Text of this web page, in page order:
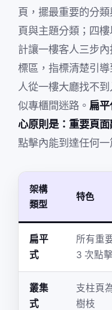
頁，擺最重要的分
頁與主題分類；四
計讓一樓客人三步
標區，指標清楚引
人從一樓大廳找不
似專櫃間迷路。 扁
心原則是：重要頁
點擊內能到達任何
架構
類型
特色
扁平
式
所有重
3 次點擊
叢集
式
支柱頁
樹枝